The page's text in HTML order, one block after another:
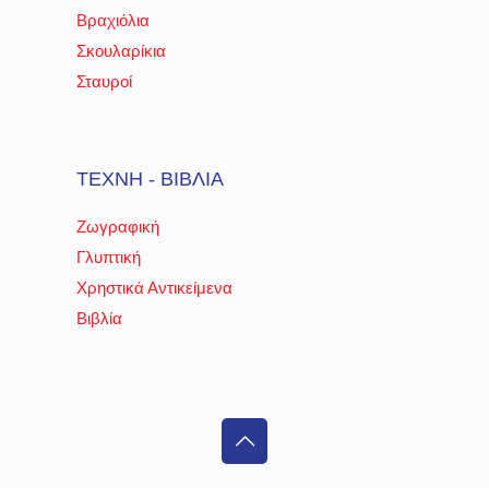
Βραχιόλια
Σκουλαρίκια
Σταυροί
ΤΕΧΝΗ - ΒΙΒΛΙΑ
Ζωγραφική
Γλυπτική
Χρηστικά Αντικείμενα
Βιβλία